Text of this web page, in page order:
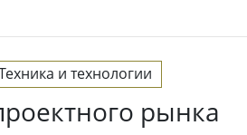
и технологии
рынка